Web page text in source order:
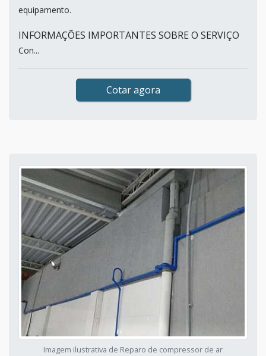
equipamento.
INFORMAÇÕES IMPORTANTES SOBRE O SERVIÇO
Con...
Cotar agora
Imagem ilustrativa de Reparo de compressor de ar